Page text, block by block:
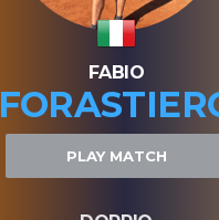
FABIO
PLAY MATCH